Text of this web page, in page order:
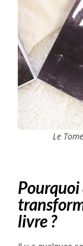
Le
Pourquoi
livre ?